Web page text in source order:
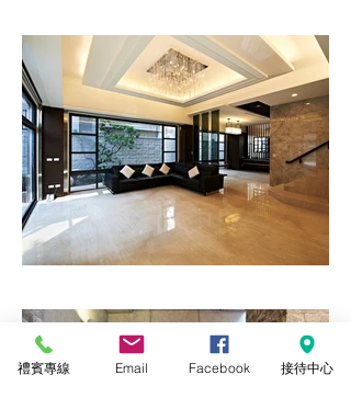
禮賓專線 Email Facebook 接待中心